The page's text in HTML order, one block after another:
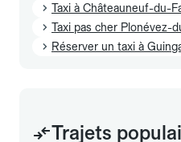
Taxi à Châteauneuf-du-
Taxi pas cher Plonévez-
Réserver un taxi à
Trajets